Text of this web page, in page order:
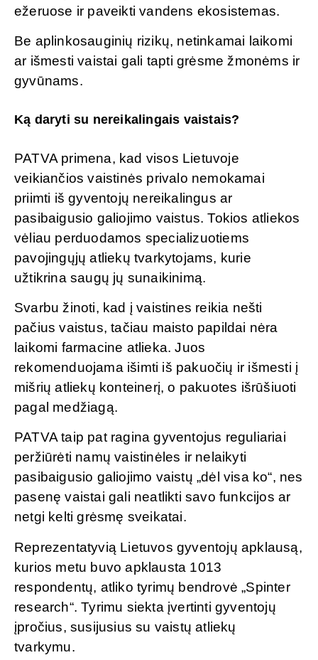
ežeruose ir paveikti vandens ekosistemas.
Be aplinkosauginių rizikų, netinkamai laikomi
ar išmesti vaistai gali tapti grėsme žmonėms ir
gyvūnams.
Ką daryti su nereikalingais vaistais?
PATVA primena, kad visos Lietuvoje
veikiančios vaistinės privalo nemokamai
priimti iš gyventojų nereikalingus ar
pasibaigusio galiojimo vaistus. Tokios atliekos
vėliau perduodamos specializuotiems
pavojingųjų atliekų tvarkytojams, kurie
užtikrina saugų jų sunaikinimą.
Svarbu žinoti, kad į vaistines reikia nešti
pačius vaistus, tačiau maisto papildai nėra
laikomi farmacine atlieka. Juos
rekomenduojama išimti iš pakuočių ir išmesti į
mišrių atliekų konteinerį, o pakuotes išrūšiuoti
pagal medžiagą.
PATVA taip pat ragina gyventojus reguliariai
peržiūrėti namų vaistinėles ir nelaikyti
pasibaigusio galiojimo vaistų „dėl visa ko“, nes
pasenę vaistai gali neatlikti savo funkcijos ar
netgi kelti grėsmę sveikatai.
Reprezentatyvią Lietuvos gyventojų apklausą,
kurios metu buvo apklausta 1013
respondentų, atliko tyrimų bendrovė „Spinter
research“. Tyrimu siekta įvertinti gyventojų
įpročius, susijusius su vaistų atliekų
tvarkymu.